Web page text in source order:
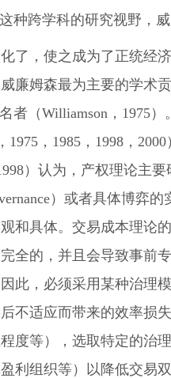
种跨学科的研究视野，
了，使之成为了正统经
廉姆森最为主要的学术
者（Williamson，1975
1975，1985，1998，
）认为，产权理论主
）或者具体博弈
和具体。交易成本理论
全的，并且会导致事前
此，必须采用某种治理
不适应而带来的效率损
度等），选取特定的治
利组织等）以降低交易